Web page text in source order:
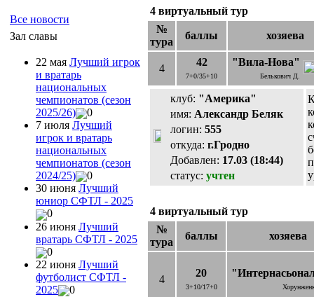
Все новости
Зал славы
22 мая Лучший игрок
и вратарь
национальных
чемпионатов (сезон
2025/26)
0
7 июля Лучший
игрок и вратарь
национальных
чемпионатов (сезон
2024/25)
0
30 июня Лучший
юниор СФТЛ - 2025
0
26 июня Лучший
вратарь СФТЛ - 2025
0
22 июня Лучший
футболист СФТЛ -
2025
0
4 виртуальный тур
№
тура
баллы хозяева
4
42
7+0/35+10
"Вила-Нова"
Белькович Д.
клуб: "Америка"
имя: Александр Беляк
логин: 555
откуда: г.Гродно
Добавлен: 17.03 (18:44)
статус: учтен
4 виртуальный тур
№
тура
баллы хозяева
4
20
3+10/17+0